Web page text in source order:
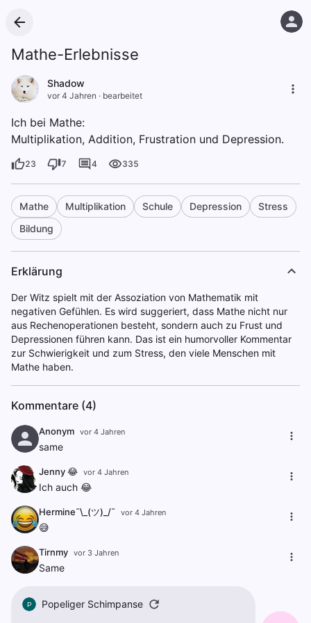
Mathe-Erlebnisse
Shadow
vor 4 Jahren · bearbeitet
Ich bei Mathe:
Multiplikation, Addition, Frustration und Depression.
23 7 4 335
Mathe Multiplikation Schule Depression
Stress
Bildung
Erklärung
Der Witz spielt mit der Assoziation von Mathematik mit
negativen Gefühlen. Es wird suggeriert, dass Mathe nicht nur
aus Rechenoperationen besteht, sondern auch zu Frust und
Depressionen führen kann. Das ist ein humorvoller Kommentar
zur Schwierigkeit und zum Stress, den viele Menschen mit
Mathe haben.
Kommentare (4)
Anonym vor 4 Jahren
same
Jenny 😂 vor 4 Jahren
Ich auch 😂
Hermine¯\_(ツ)_/¯ vor 4 Jahren
😅
Tirnmy vor 3 Jahren
Same
P Popeliger Schimpanse